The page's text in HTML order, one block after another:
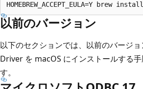
以前のバージョン
以下のセクションでは、以前のバージ
Driver を macOS にインストールする
す。